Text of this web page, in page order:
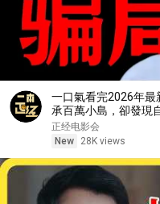
一口氣看完2026年
承百萬小島，卻發現
正经电影会
New
28K views